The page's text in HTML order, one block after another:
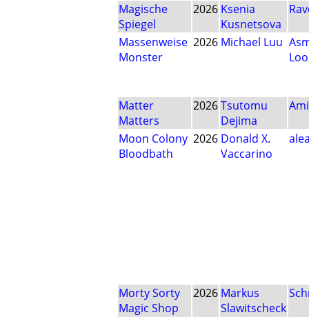
Magische
Spiegel
2026 Ksenia
Kusnetsova
Massenweise
Monster
2026 Michael Luu
Matter
Matters
2026Tsutomu
Dejima
Moon Colony
Bloodbath
2026 Donald X.
Vaccarino
Morty Sorty
Magic Shop
2026 Markus
Slawitscheck